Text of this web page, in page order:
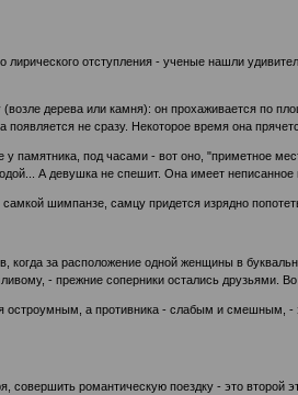
лирического отступления - ученые нашли
дерева или камня): он прохаживается по
не сразу. Некоторое время она
памятника, под часами - вот оно, "приметное
А девушка не спешит. Она имеет неписанное
шимпанзе, самцу придется изрядно
когда за расположение одной женщины в
- прежние соперники остались друзьями.
остроумным, а противника - слабым и смешным,
совершить романтическую поездку - это второй